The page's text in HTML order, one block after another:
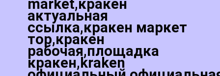
market,кракен
актуальная
ссылка,кракен маркет
тор,кракен
рабочая,площадка
кракен,kraken